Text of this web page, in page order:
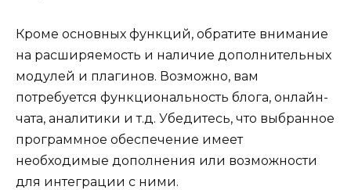
Кроме основных функций, обратите внимание
на расширяемость и наличие дополнительных
модулей и плагинов. Возможно, вам
потребуется функциональность блога, онлайн-
чата, аналитики и т.д. Убедитесь, что выбранное
программное обеспечение имеет
необходимые дополнения или возможности
для интеграции с ними.